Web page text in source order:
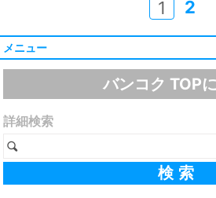
1 2
メニュー
バンコク TOP
詳細検索